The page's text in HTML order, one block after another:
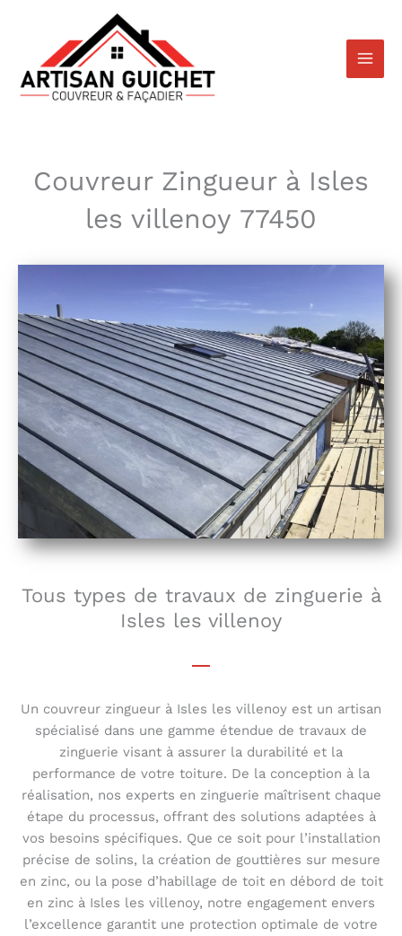
contenu
Couvreur Zingueur à Isles
les villenoy 77450
Tous types de travaux de zinguerie à
Isles les villenoy
Un couvreur zingueur à Isles les villenoy est un artisan
spécialisé dans une gamme étendue de travaux de
zinguerie visant à assurer la durabilité et la
performance de votre toiture. De la conception à la
réalisation, nos experts en zinguerie maîtrisent chaque
étape du processus, offrant des solutions adaptées à
vos besoins spécifiques. Que ce soit pour l’installation
précise de solins, la création de gouttières sur mesure
en zinc, ou la pose d’habillage de toit en débord de toit
en zinc à Isles les villenoy, notre engagement envers
l’excellence garantit une protection optimale de votre